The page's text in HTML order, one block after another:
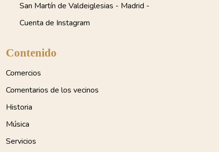
San Martín de Valdeiglesias - Madrid -
Cuenta de Instagram
Contenido
Comercios
Comentarios de los vecinos
Historia
Música
Servicios